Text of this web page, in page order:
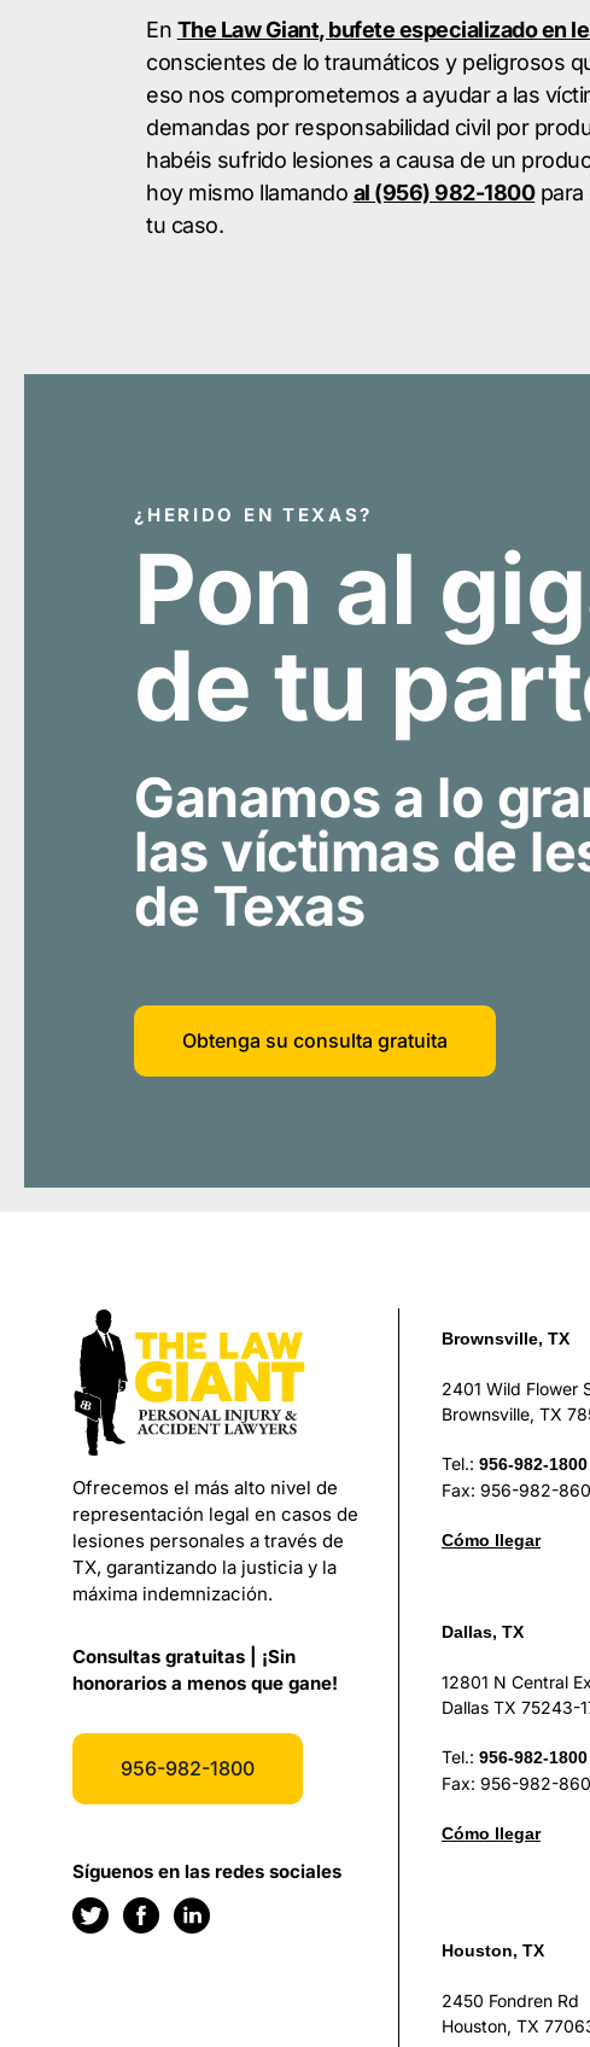
En The Law Giant, bufete especializado en
conscientes de lo traumáticos y peligrosos
eso nos comprometemos a ayudar a las
demandas por responsabilidad civil por
habéis sufrido lesiones a causa de un
hoy mismo llamando al (956) 982-1800para
tu caso.
¿HERIDO EN TEXAS?
Pon al
de tu
Ganamos a lo
las víctimas de
de Texas
Obtenga su consulta gratuita
Ofrecemos el más alto nivel de
representación legal en casos de
lesiones personales a través de
TX, garantizando la justicia y la
máxima indemnización.
Consultas gratuitas | ¡Sin
honorarios a menos que gane!
956-982-1800
Síguenos en las redes sociales
Brownsville, TX
2401 Wild Flower
Brownsville, TX
Tel.: 956-982-1800
Fax: 956-982-
Cómo llegar
Dallas, TX
12801 N Central
Dallas TX 75243-
Tel.: 956-982-1800
Fax: 956-982-
Cómo llegar
Houston, TX
2450 Fondren Rd
Houston, TX